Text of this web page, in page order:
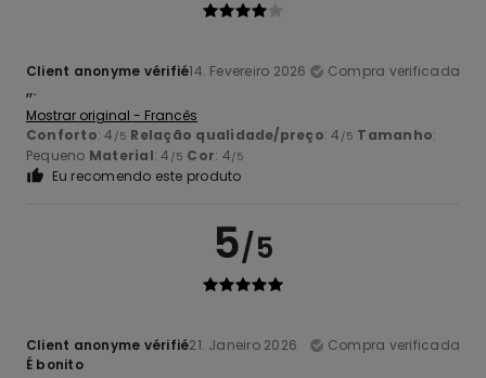
Client anonyme vérifié14. Fevereiro 2026
Compra verificada
,,.
Mostrar original - Francês
Conforto: 4 /5 Relação qualidade/preço: 4 /5 Tamanho:
Pequeno Material: 4 /5 Cor: 4/5
Eu recomendo este produto
5/5
Client anonyme vérifié21. Janeiro 2026
Compra verificada
É bonito